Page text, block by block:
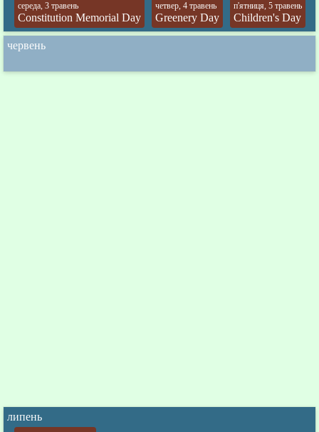
середа, 3 травень
Constitution Memorial Day
четвер, 4 травень
Greenery Day
п'ятниця, 5 травень
Children's Day
червень
липень